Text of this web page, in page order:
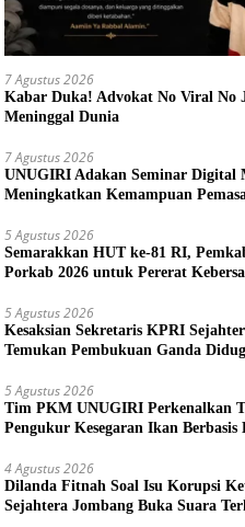
7 Agustus 2026
Kabar Duka! Advokat No Viral No
Meninggal Dunia
7 Agustus 2026
UNUGIRI Adakan Seminar Digital
Meningkatkan Kemampuan
5 Agustus 2026
Semarakkan HUT ke-81 RI,
Porkab 2026 untuk Pererat
5 Agustus 2026
Kesaksian Sekretaris KPRI
Temukan Pembukuan Ganda
5 Agustus 2026
Tim PKM UNUGIRI Perkenalkan
Pengukur Kesegaran Ikan Berbasis
4 Agustus 2026
Dilanda Fitnah Soal Isu Korupsi
Sejahtera Jombang Buka Suara